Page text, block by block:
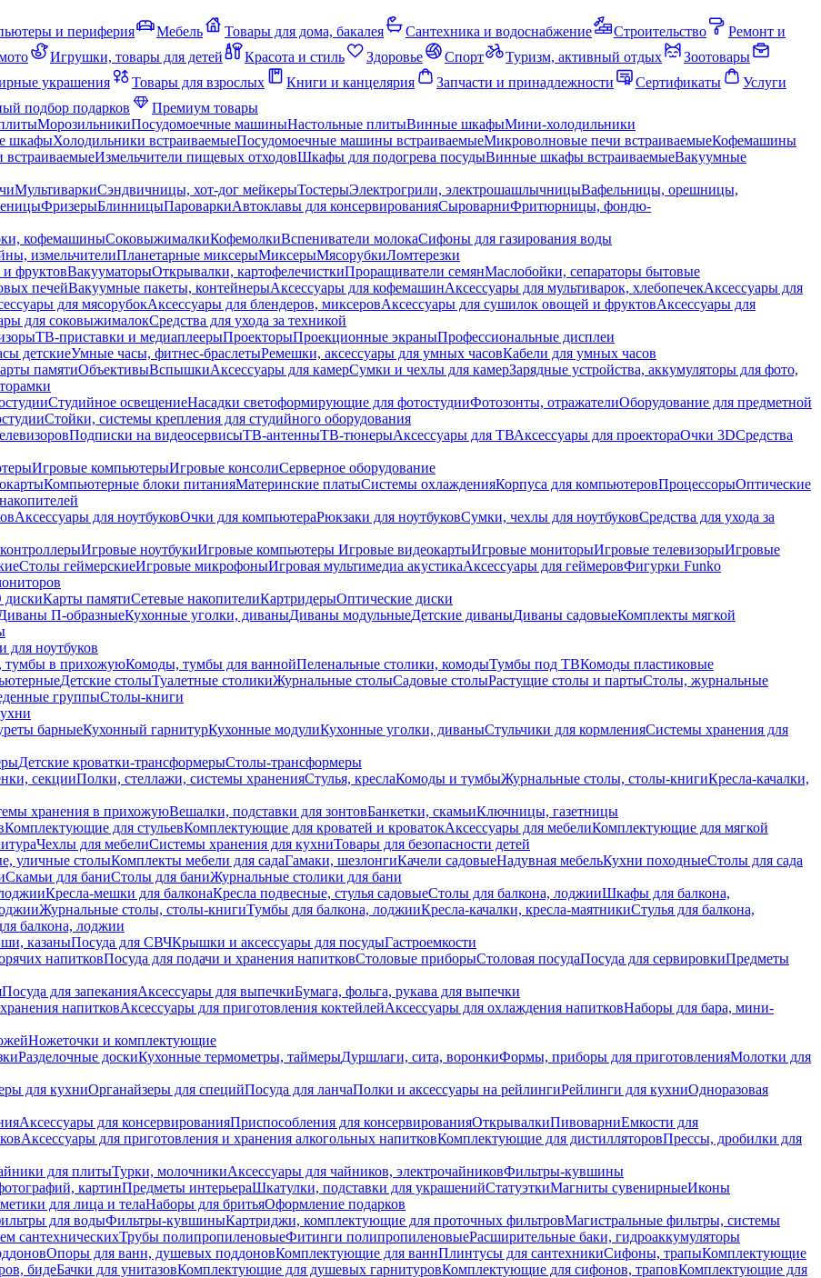
и периферия Мебель Товары для дома, бакалея Сантехника и водоснабжение Строительство
Ремонт и
Игрушки, товары для детей Красота и стиль Здоровье Спорт Туризм, активный отдых
Зоотовары
украшения Товары для взрослых Книги и канцелярия Запчасти и принадлежности Сертификаты
Услуги
подбор подарков
Премиум товары
МорозильникиПосудомоечные машиныНастольные плитыВинные шкафыМини-холодильники
шкафыХолодильники встраиваемыеПосудомоечные машины встраиваемыеМикроволновые печи встраиваемыеКофемашины
Измельчители пищевых отходовШкафы для подогрева посудыВинные шкафы встраиваемыеВакуумные
МультиваркиСэндвичницы, хот-дог мейкерыТостерыЭлектрогрили, электрошашлычницыВафельницы, орешницы,
ФризерыБлинницыПароваркиАвтоклавы для консервированияСыроварниФритюрницы, фондю-
кофемашиныСоковыжималкиКофемолкиВспениватели молокаСифоны для газирования воды
измельчителиПланетарные миксерыМиксерыМясорубкиЛомтерезки
фруктовВакууматорыОткрывалки, картофелечисткиПроращиватели семянМаслобойки, сепараторы бытовые
печейВакуумные пакеты, контейнерыАксессуары для кофемашинАксессуары для мультиварок, хлебопечекАксессуары для
для мясорубокАксессуары для блендеров, миксеровАксессуары для сушилок овощей и фруктовАксессуары для
для соковыжималокСредства для ухода за техникой
ТВ-приставки и медиаплеерыПроекторыПроекционные экраныПрофессиональные дисплеи
детскиеУмные часы, фитнес-браслетыРемешки, аксессуары для умных часовКабели для умных часов
памятиОбъективыВспышкиАксессуары для камерСумки и чехлы для камерЗарядные устройства, аккумуляторы для фото,
Студийное освещениеНасадки светоформирующие для фотостудииФотозонты, отражателиОборудование для предметной
Стойки, системы крепления для студийного оборудования
Подписки на видеосервисыТВ-антенныТВ-тюнерыАксессуары для ТВАксессуары для проектораОчки 3DСредства
Игровые компьютерыИгровые консолиСерверное оборудование
Компьютерные блоки питанияМатеринские платыСистемы охлажденияКорпуса для компьютеровПроцессорыОптические
Аксессуары для ноутбуковОчки для компьютераРюкзаки для ноутбуковСумки, чехлы для ноутбуковСредства для ухода за
Игровые ноутбукиИгровые компьютеры Игровые видеокартыИгровые мониторыИгровые телевизорыИгровые
Столы геймерскиеИгровые микрофоныИгровая мультимедиа акустикаАксессуары для геймеровФигурки Funko
Карты памятиСетевые накопителиКартридерыОптические диски
П-образныеКухонные уголки, диваныДиваны модульныеДетские диваныДиваны садовыеКомплекты мягкой
для ноутбуков
тумбы в прихожуюКомоды, тумбы для ваннойПеленальные столики, комодыТумбы под ТВКомоды пластиковые
Детские столыТуалетные столикиЖурнальные столыСадовые столыРастущие столы и партыСтолы, журнальные
группыСтолы-книги
барныеКухонный гарнитурКухонные модулиКухонные уголки, диваныСтульчики для кормленияСистемы хранения для
Детские кроватки-трансформерыСтолы-трансформеры
секцииПолки, стеллажи, системы храненияСтулья, креслаКомоды и тумбыЖурнальные столы, столы-книгиКресла-качалки,
хранения в прихожуюВешалки, подставки для зонтовБанкетки, скамьиКлючницы, газетницы
Комплектующие для стульевКомплектующие для кроватей и кроватокАксессуары для мебелиКомплектующие для мягкой
Чехлы для мебелиСистемы хранения для кухниТовары для безопасности детей
уличные столыКомплекты мебели для садаГамаки, шезлонгиКачели садовыеНадувная мебельКухни походныеСтолы для сада
Скамьи для баниСтолы для баниЖурнальные столики для бани
Кресла-мешки для балконаКресла подвесные, стулья садовыеСтолы для балкона, лоджииШкафы для балкона,
Журнальные столы, столы-книгиТумбы для балкона, лоджииКресла-качалки, кресла-маятникиСтулья для балкона,
балкона, лоджии
казаныПосуда для СВЧКрышки и аксессуары для посудыГастроемкости
напитковПосуда для подачи и хранения напитковСтоловые приборыСтоловая посудаПосуда для сервировкиПредметы
Посуда для запеканияАксессуары для выпечкиБумага, фольга, рукава для выпечки
напитковАксессуары для приготовления коктейлейАксессуары для охлаждения напитковНаборы для бара, мини-
Ножеточки и комплектующие
Разделочные доскиКухонные термометры, таймерыДуршлаги, сита, воронкиФормы, приборы для приготовленияМолотки для
для кухниОрганайзеры для специйПосуда для ланчаПолки и аксессуары на рейлингиРейлинги для кухниОдноразовая
Аксессуары для консервированияПриспособления для консервированияОткрывалкиПивоварниЕмкости для
Аксессуары для приготовления и хранения алкогольных напитковКомплектующие для дистилляторовПрессы, дробилки для
для плитыТурки, молочникиАксессуары для чайников, электрочайниковФильтры-кувшины
картинПредметы интерьераШкатулки, подставки для украшенийСтатуэткиМагниты сувенирныеИконы
для лица и телаНаборы для бритьяОформление подарков
для водыФильтры-кувшиныКартриджи, комплектующие для проточных фильтровМагистральные фильтры, системы
сантехническихТрубы полипропиленовыеФитинги полипропиленовыеРасширительные баки, гидроаккумуляторы
Опоры для ванн, душевых поддоновКомплектующие для ваннПлинтусы для сантехникиСифоны, трапыКомплектующие
бидеБачки для унитазовКомплектующие для душевых гарнитуровКомплектующие для сифонов, траповКомплектующие для